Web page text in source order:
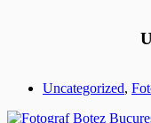
Uncategorized,